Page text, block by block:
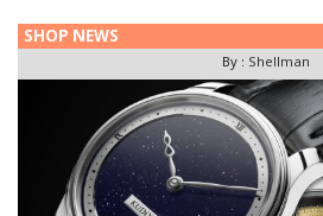
SHOP NEWS
By : Shellman